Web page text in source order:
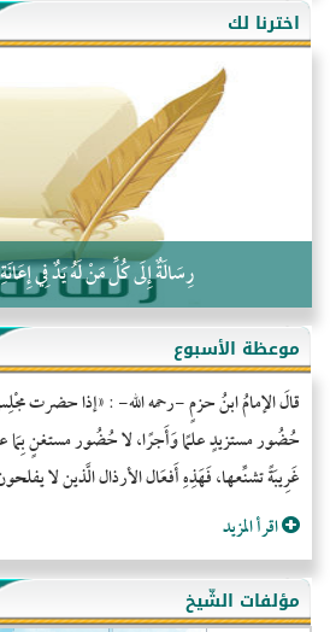
أُسُـسُ بَـيْـتِ الـمُسْـلِمِ
التَّعْلِيمُ القُرْآنِي
كلمة إلى إخواني السلفيين في الجزائر
اخترنا لك
رِسَالَةٌ إِلَى كُلِّ مَنْ لَهُ يَدٌ فِي
موعظة الأسبوع
قالَ الإمامُ ابنُ حزمٍ -رحمه الله- : «إذا حضرت
حُضُور مستزيدٍ علمًا وَأَجرًا، لا حُضُور مستغنٍ بِمَا
غَرِيبَةً تشنِّعها، فَهَذِهِ أَفعَال الأرذال الَّذين لا
اقرأ المزيد
مؤلفات الشّيخ